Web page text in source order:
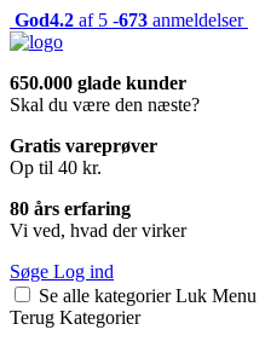
God4.2 af 5 -673 anmeldelser
650.000 glade kunder
Skal du være den næste?
Gratis vareprøver
Op til 40 kr.
80 års erfaring
Vi ved, hvad der virker
Søge Log ind
Se alle kategorier Luk Menu
Terug Kategorier